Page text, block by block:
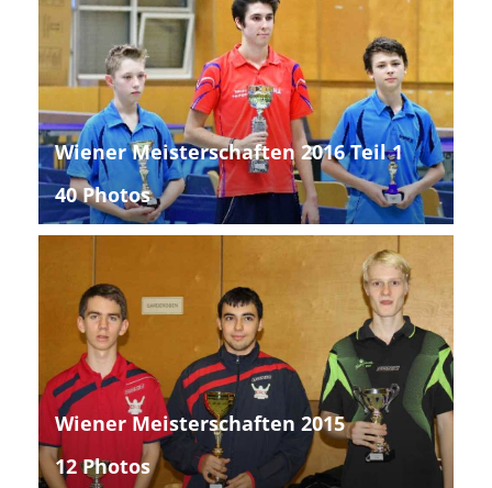
Wiener Meisterschaften 2016 Teil 1
40 Photos
Wiener Meisterschaften 2015
12 Photos